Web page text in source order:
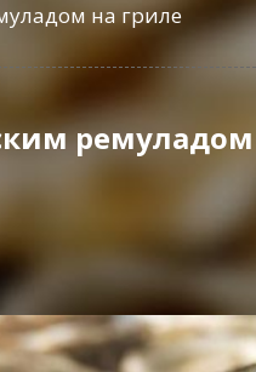
на гриле
ремуладом